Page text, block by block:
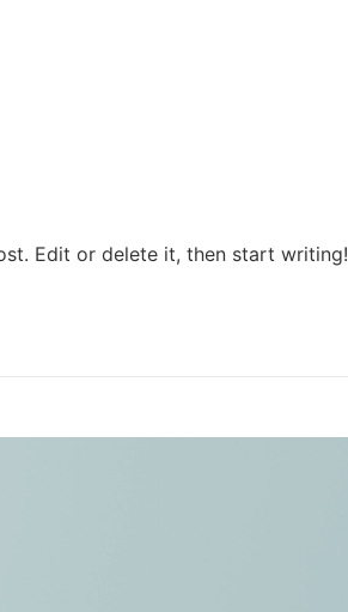
Edit or delete it, then start writing!